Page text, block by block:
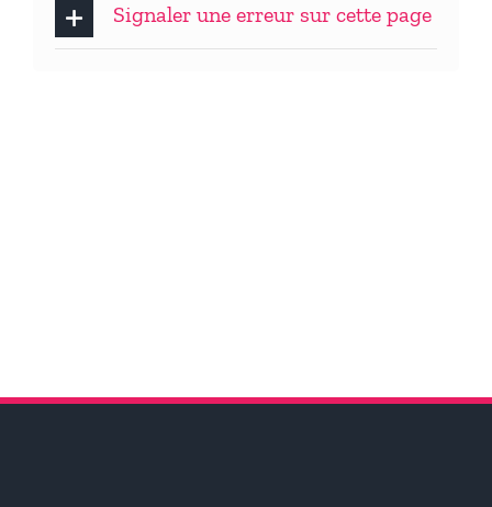
Signaler une erreur sur cette page